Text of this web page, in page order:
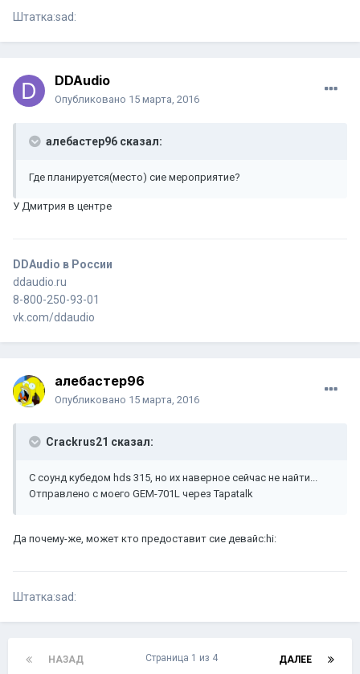
Штатка:sad:
DDAudio
Опубликовано 15 марта, 2016
алебастер96 сказал:
Где планируется(место) сие мероприятие?
У Дмитрия в центре
DDAudio в России
ddaudio.ru
8-800-250-93-01
vk.com/ddaudio
алебастер96
Опубликовано 15 марта, 2016
Crackrus21 сказал:
С соунд кубедом hds 315, но их наверное сейчас не найти...
Отправлено с моего GEM-701L через Tapatalk
Да почему-же, может кто предоставит сие девайс:hi:
Штатка:sad:
НАЗАД ДАЛЕЕ
Страница 1 из 4